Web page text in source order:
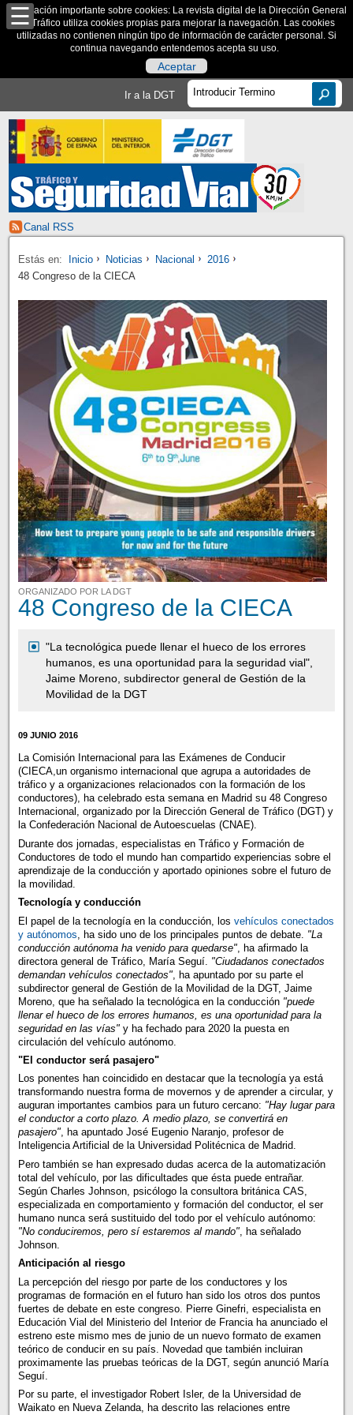
Información importante sobre cookies: La revista digital de la Dirección General
de Tráfico utiliza cookies propias para mejorar la navegación. Las cookies
utilizadas no contienen ningún tipo de información de carácter personal. Si
continua navegando entendemos acepta su uso.
Aceptar
Ir a la DGT
Canal RSS
Estás en: Inicio Noticias Nacional
2016
48 Congreso de la CIECA
ORGANIZADO POR LA DGT
48 Congreso de la CIECA
"La tecnológica puede llenar el hueco de los errores
humanos, es una oportunidad para la seguridad vial",
Jaime Moreno, subdirector general de Gestión de la
Movilidad de la DGT
09 JUNIO 2016
La Comisión Internacional para las Exámenes de Conducir
(CIECA,un organismo internacional que agrupa a autoridades de
tráfico y a organizaciones relacionados con la formación de los
conductores), ha celebrado esta semana en Madrid su 48 Congreso
Internacional, organizado por la Dirección General de Tráfico (DGT) y
la Confederación Nacional de Autoescuelas (CNAE).
Durante dos jornadas, especialistas en Tráfico y Formación de
Conductores de todo el mundo han compartido experiencias sobre el
aprendizaje de la conducción y aportado opiniones sobre el futuro de
la movilidad.
Tecnología y conducción
El papel de la tecnología en la conducción, los vehículos conectados
y autónomos , ha sido uno de los principales puntos de debate. "La
conducción autónoma ha venido para quedarse", ha afirmado la
directora general de Tráfico, María Seguí. "Ciudadanos conectados
demandan vehículos conectados", ha apuntado por su parte el
subdirector general de Gestión de la Movilidad de la DGT, Jaime
Moreno, que ha señalado la tecnológica en la conducción "puede
llenar el hueco de los errores humanos, es una oportunidad para la
seguridad en las vías"y ha fechado para 2020 la puesta en
circulación del vehículo autónomo.
"El conductor será pasajero"
Los ponentes han coincidido en destacar que la tecnología ya está
transformando nuestra forma de movernos y de aprender a circular, y
auguran importantes cambios para un futuro cercano: "Hay lugar para
el conductor a corto plazo. A medio plazo, se convertirá en
pasajero", ha apuntado José Eugenio Naranjo, profesor de
Inteligencia Artificial de la Universidad Politécnica de Madrid.
Pero también se han expresado dudas acerca de la automatización
total del vehículo, por las dificultades que ésta puede entrañar.
Según Charles Johnson, psicólogo la consultora británica CAS,
especializada en comportamiento y formación del conductor, el ser
humano nunca será sustituido del todo por el vehículo autónomo:
"No conduciremos, pero sí estaremos al mando", ha señalado
Johnson.
Anticipación al riesgo
La percepción del riesgo por parte de los conductores y los
programas de formación en el futuro han sido los otros dos puntos
fuertes de debate en este congreso. Pierre Ginefri, especialista en
Educación Vial del Ministerio del Interior de Francia ha anunciado el
estreno este mismo mes de junio de un nuevo formato de examen
teórico de conducir en su país. Novedad que también incluiran
proximamente las pruebas teóricas de la DGT, según anunció María
Seguí.
Por su parte, el investigador Robert Isler, de la Universidad de
Waikato en Nueva Zelanda, ha descrito las relaciones entre